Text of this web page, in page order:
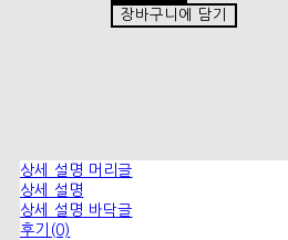
장바구니에 담기
상세 설명 머리글
상세 설명
상세 설명 바닥글
후기(0)